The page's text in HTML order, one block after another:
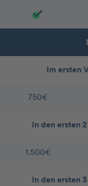
Im ersten
750€
In den ersten
1.500€
In den ersten